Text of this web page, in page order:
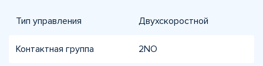
Тип управления Двухскоростной
Контактная группа 2NO